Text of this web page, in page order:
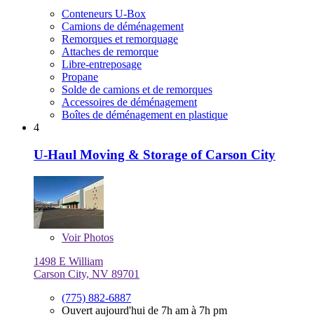
Conteneurs U-Box
Camions de déménagement
Remorques et remorquage
Attaches de remorque
Libre-entreposage
Propane
Solde de camions et de remorques
Accessoires de déménagement
Boîtes de déménagement en plastique
4
U-Haul Moving & Storage of Carson City
VoirPhotos
1498 E William
Carson City, NV 89701
(775) 882-6887
Ouvert aujourd'hui de 7h am à 7h pm